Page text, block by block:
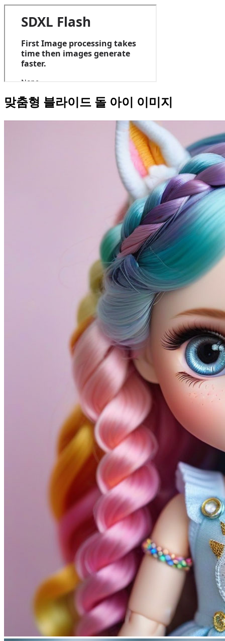
맞춤형 블라이드 돌 아이 이미지